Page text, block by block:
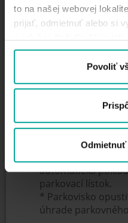
to na našej webovej
prijať, odmietnuť alebo si
používania súborov cookie.
Povoliť
Odmietnuť
Krátkodobé
Čas
sadza: 2.10
Inét
Denné
Strata
automatická
parkovací lístok.
* Parkovisko
úhrade